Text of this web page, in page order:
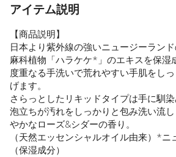
アイテム説明
【商品説明】
日本より紫外線の強いニュージーラン
麻科植物「ハラケケ*」のエキスを保湿
度重なる手洗いで荒れやすい手肌をし
げます。
さらっとしたリキッドタイプは手に馴
泡立ちが汚れをしっかりと包み洗い流
やかなローズ&シダーの香り。
（天然エッセンシャルオイル由来）*ニ
（保湿成分）